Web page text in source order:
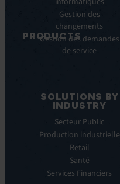
PRODUCTS
Monitoring:
Observe
Automations:
Orchestrate
Gestion des
changements
Gestion des demandes
de service
SOLUTIONS BY
INDUSTRY
Secteur Public
Production industrielle
Retail
Santé
Services Financiers